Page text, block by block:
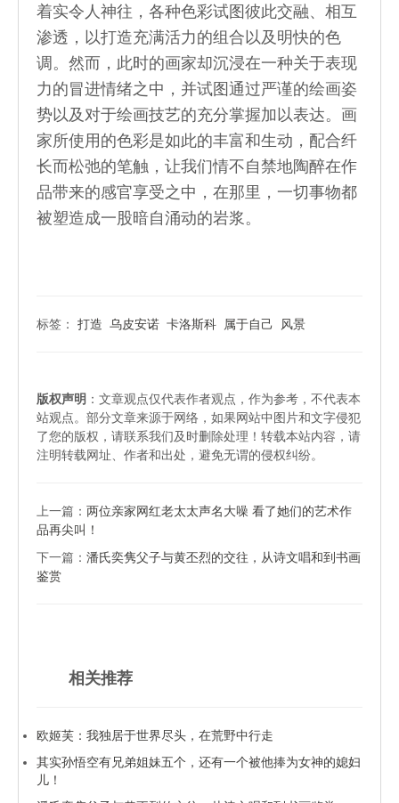
着实令人神往，各种色彩试图彼此交融、相互
渗透，以打造充满活力的组合以及明快的色
调。然而，此时的画家却沉浸在一种关于表现
力的冒进情绪之中，并试图通过严谨的绘画姿
势以及对于绘画技艺的充分掌握加以表达。画
家所使用的色彩是如此的丰富和生动，配合纤
长而松弛的笔触，让我们情不自禁地陶醉在作
品带来的感官享受之中，在那里，一切事物都
被塑造成一股暗自涌动的岩浆。
标签： 打造 乌皮安诺 卡洛斯科 属于自己 风景
版权声明 ：文章观点仅代表作者观点，作为参考，不代表本
站观点。部分文章来源于网络，如果网站中图片和文字侵犯
了您的版权，请联系我们及时删除处理！转载本站内容，请
注明转载网址、作者和出处，避免无谓的侵权纠纷。
上一篇： 两位亲家网红老太太声名大噪 看了她们的艺术作
品再尖叫！
下一篇： 潘氏奕隽父子与黄丕烈的交往，从诗文唱和到书画
鉴赏
相关推荐
欧姬芙：我独居于世界尽头，在荒野中行走
其实孙悟空有兄弟姐妹五个，还有一个被他捧为女神的媳妇
儿！